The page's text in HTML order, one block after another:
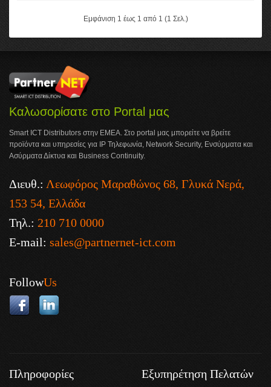
Εμφάνιση 1 έως 1 από 1 (1 Σελ.)
Καλωσορίσατε στο Portal μας
Smart ICT Distributors στην ΕΜΕΑ. Στο portal μας μπορείτε να βρείτε
προϊόντα και υπηρεσίες για IP Τηλεφωνία, Network Security, Ενσύρματα και
Ασύρματα Δίκτυα και Business Continuity.
Διευθ.: Λεωφόρος Μαραθώνος 68, Γλυκά Νερά,
153 54, Ελλάδα
Τηλ.: 210 710 0000
E-mail: sales@partnernet-ict.com
FollowUs
Πληροφορίες Εξυπηρέτηση Πελατών